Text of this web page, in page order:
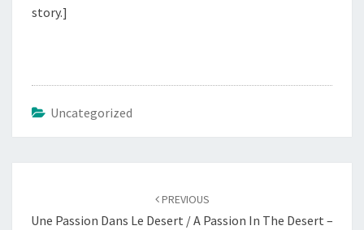
story.]
Uncategorized
PREVIOUS
Une Passion Dans Le Desert / A Passion In The Desert –